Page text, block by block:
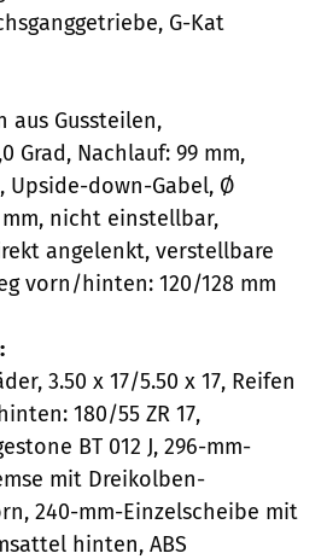
G-Kat
aus Gussteilen,
Grad, Nachlauf: 99 mm,
Upside-down-Gabel, Ø
nicht einstellbar,
angelenkt, verstellbare
vorn/hinten: 120/128 mm
3.50 x 17/5.50 x 17, Reifen
180/55 ZR 17,
BT 012 J, 296-mm-
mit Dreikolben-
240-mm-Einzelscheibe mit
hinten, ABS